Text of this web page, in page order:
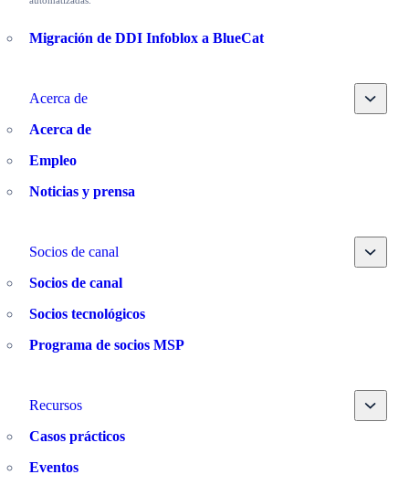
Migración de DDI Infoblox a BlueCat
Acerca de Toggle
Acerca de
Empleo
Noticias y prensa
Socios de canal Toggle
Socios de canal
Socios tecnológicos
Programa de socios MSP
Recursos Toggle
Casos prácticos
Eventos